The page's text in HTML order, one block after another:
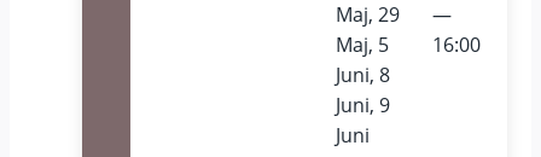
Maj, 29
Maj, 5
Juni, 8
Juni, 9
Juni
—
16:00